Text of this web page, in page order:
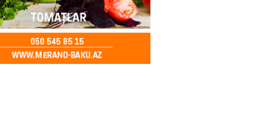
İran millisindən İMTİNA
ölkəni seçdilər
- 14:45